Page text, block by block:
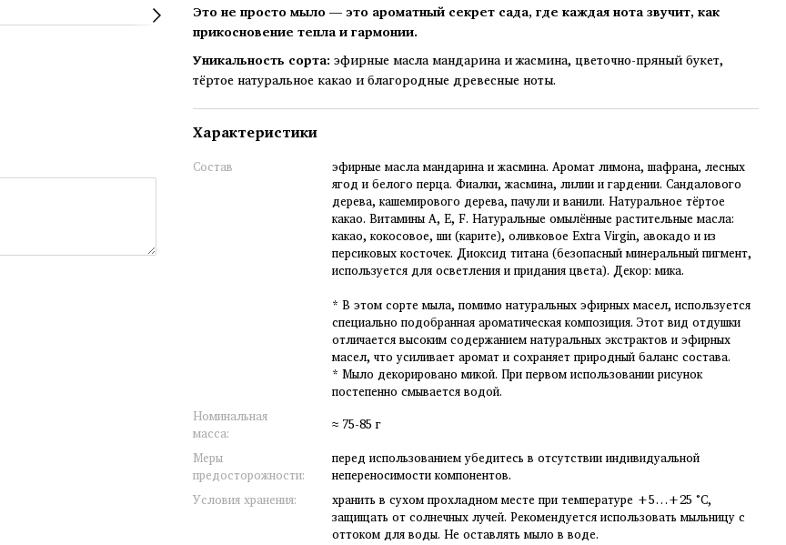
Это не просто мыло — это ароматный секрет сада, где каждая нота звучит, как
прикосновение тепла и гармонии.
Уникальность сорта: эфирные масла мандарина и жасмина, цветочно-пряный букет,
тёртое натуральное какао и благородные древесные ноты.
Характеристики
Состав
эфирные масла мандарина и жасмина. Аромат лимона, шафрана, лесных
ягод и белого перца. Фиалки, жасмина, лилии и гардении. Сандалового
дерева, кашемирового дерева, пачули и ванили. Натуральное тёртое
какао. Витамины A, E, F. Натуральные омылённые растительные масла:
какао, кокосовое, ши (карите), оливковое Extra Virgin, авокадо и из
персиковых косточек. Диоксид титана (безопасный минеральный пигмент,
используется для осветления и придания цвета). Декор: мика.
* В этом сорте мыла, помимо натуральных эфирных масел, используется
специально подобранная ароматическая композиция. Этот вид отдушки
отличается высоким содержанием натуральных экстрактов и эфирных
масел, что усиливает аромат и сохраняет природный баланс состава.
* Мыло декорировано микой. При первом использовании рисунок
постепенно смывается водой.
Номинальная
масса:
≈ 75-85 г
Меры
предосторожности:
перед использованием убедитесь в отсутствии индивидуальной
непереносимости компонентов.
Условия хранения:
хранить в сухом прохладном месте при температуре +5…+25 °C,
защищать от солнечных лучей. Рекомендуется использовать мыльницу с
оттоком для воды. Не оставлять мыло в воде.